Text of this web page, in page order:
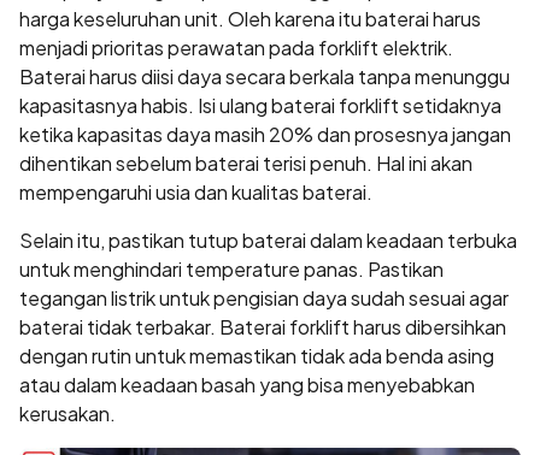
harga keseluruhan unit. Oleh karena itu baterai harus
menjadi prioritas perawatan pada forklift elektrik.
Baterai harus diisi daya secara berkala tanpa menunggu
kapasitasnya habis. Isi ulang baterai forklift setidaknya
ketika kapasitas daya masih 20% dan prosesnya jangan
dihentikan sebelum baterai terisi penuh. Hal ini akan
mempengaruhi usia dan kualitas baterai.
Selain itu, pastikan tutup baterai dalam keadaan terbuka
untuk menghindari temperature panas. Pastikan
tegangan listrik untuk pengisian daya sudah sesuai agar
baterai tidak terbakar. Baterai forklift harus dibersihkan
dengan rutin untuk memastikan tidak ada benda asing
atau dalam keadaan basah yang bisa menyebabkan
kerusakan.